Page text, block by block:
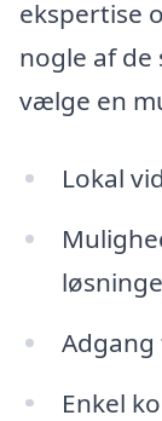
ekspertise
nogle af de
vælge en
Lokal
Enkel